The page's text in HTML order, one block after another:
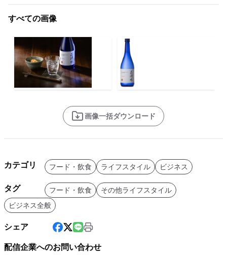
すべての画像
画像一括ダウンロード
カテゴリ フード・飲食 ライフスタイル ビジネス
タグ フード・飲食
その他ライフスタイル
ビジネス全般
シェア
配信企業へのお問い合わせ